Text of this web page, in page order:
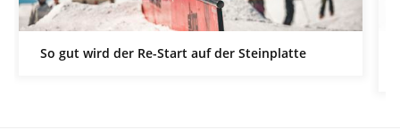
So gut wird der Re-Start auf der Steinplatte